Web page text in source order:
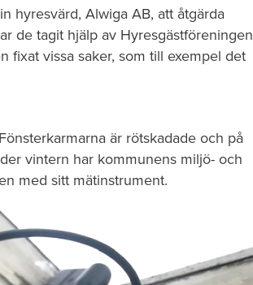
hyresvärd, Alwiga AB, att åtgärda
de tagit hjälp av Hyresgästföreningen
fixat vissa saker, som till exempel det
är rötskadade och på
vintern har kommunens miljö- och
med sitt mätinstrument.